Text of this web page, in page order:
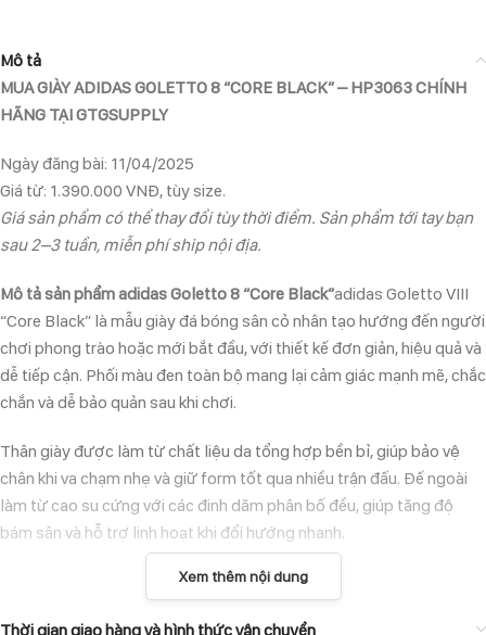
Mô tả
MUA GIÀY ADIDAS GOLETTO 8 “CORE BLACK” – HP3063 CHÍNH
HÃNG TẠI GTGSUPPLY
Ngày đăng bài: 11/04/2025
Giá từ: 1.390.000 VNĐ, tùy size.
Giá sản phẩm có thể thay đổi tùy thời điểm. Sản phẩm tới tay bạn
sau 2–3 tuần, miễn phí ship nội địa.
Mô tả sản phẩm adidas Goletto 8 “Core Black”adidas Goletto VIII
“Core Black” là mẫu giày đá bóng sân cỏ nhân tạo hướng đến người
chơi phong trào hoặc mới bắt đầu, với thiết kế đơn giản, hiệu quả và
dễ tiếp cận. Phối màu đen toàn bộ mang lại cảm giác mạnh mẽ, chắc
chắn và dễ bảo quản sau khi chơi.
Thân giày được làm từ chất liệu da tổng hợp bền bỉ, giúp bảo vệ
chân khi va chạm nhẹ và giữ form tốt qua nhiều trận đấu. Đế ngoài
làm từ cao su cứng với các đinh dăm phân bố đều, giúp tăng độ
bám sân và hỗ trợ linh hoạt khi đổi hướng nhanh.
Thiết kế đơn giản, gọn gàng – dễ mang, dễ chơi
Xem thêm nội dung
Thời gian giao hàng và hình thức vận chuyển